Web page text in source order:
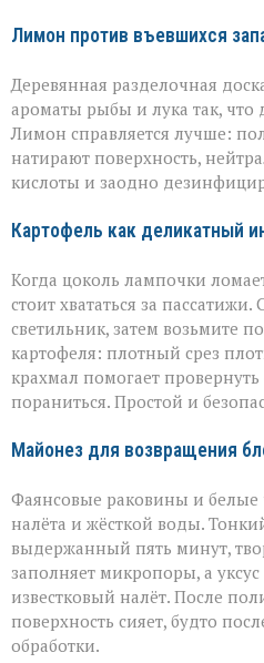
Лимон против въевшихся
Деревянная разделочная
ароматы рыбы и лука так, что
Лимон справляется лучше:
натирают поверхность,
кислоты и заодно
Картофель как деликатный
Когда цоколь лампочки
стоит хвататься за пассатижи.
светильник, затем возьмите
картофеля: плотный срез
крахмал помогает провернуть
пораниться. Простой и
Майонез для возвращения
Фаянсовые раковины и белые
налёта и жёсткой воды.
выдержанный пять минут,
заполняет микропоры, а уксус
известковый налёт. После
поверхность сияет, будто
обработки.